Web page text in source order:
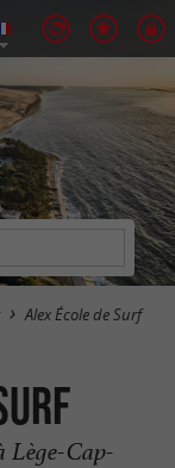
Alex École de Surf
Lège-Cap-